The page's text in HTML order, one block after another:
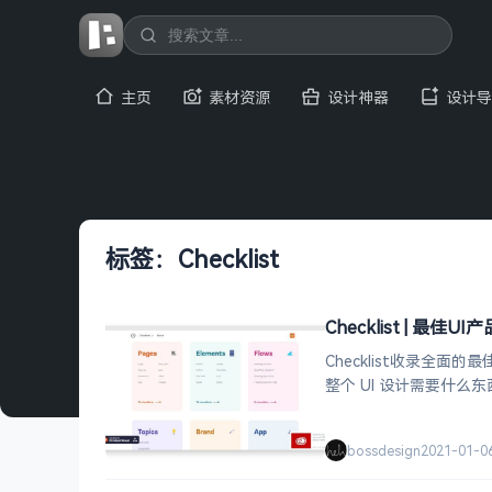
主页 素材资源 设计神器 设计
标签：Checklist
Checklist | 最佳UI产
Checklist收录全面的最
整个 UI 设计需要什么
bossdesign2021-01-